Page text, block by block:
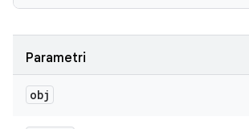
Parametri
obj